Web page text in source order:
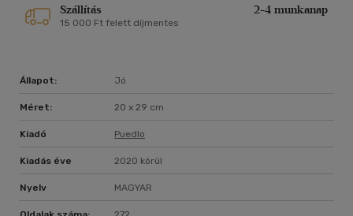
Szállítás 2-4 munkanap
15 000 Ft felett díjmentes
Állapot: Jó
Méret: 20 x 29 cm
Kiadó Puedlo
Kiadás éve 2020 körül
Nyelv MAGYAR